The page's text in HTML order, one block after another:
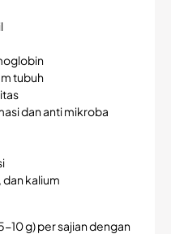
tubuh
dan anti mikroba
kalium
10 g) per sajian dengan